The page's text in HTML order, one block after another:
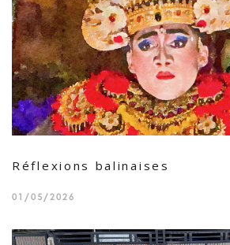
Réflexions balinaises
01/05/2026